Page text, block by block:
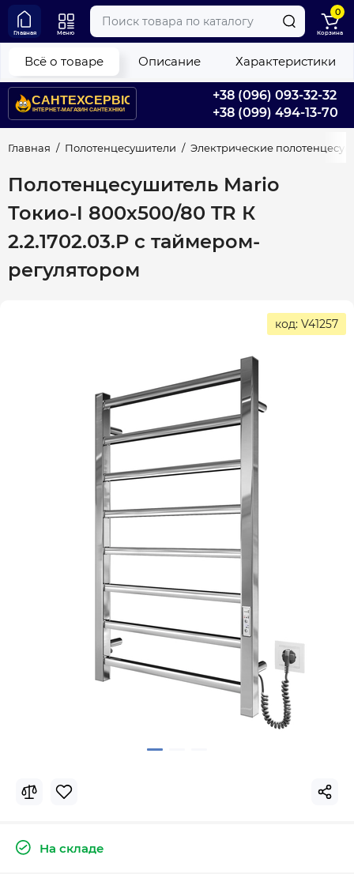
+38 (096) 093-32-32
+38 (099) 494-13-70
Главная Меню
0
Корзина
Главная Полотенцесушители Электрические
Полотенцесушитель Mario
Токио-I 800х500/80 TR К
2.2.1702.03.P с таймером-
регулятором
Всё о товаре Описание Характеристики
код: V41257
На складе